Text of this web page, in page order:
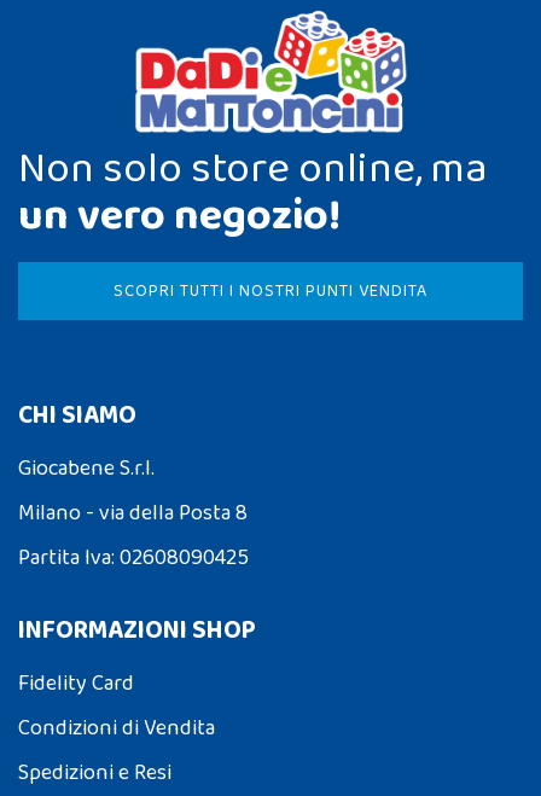
Non solo store online, ma
un vero negozio!
SCOPRI TUTTI I NOSTRI PUNTI VENDITA
CHI SIAMO
Giocabene S.r.l.
Milano - via della Posta 8
Partita Iva: 02608090425
INFORMAZIONI SHOP
Fidelity Card
Condizioni di Vendita
Spedizioni e Resi